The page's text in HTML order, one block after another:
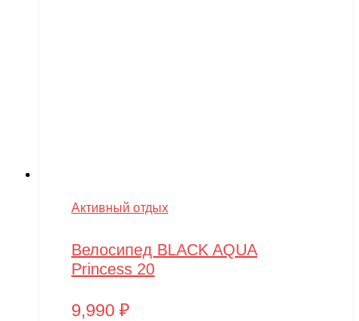
Активный отдых
Велосипед BLACK AQUA
Princess 20
9,990 ₽